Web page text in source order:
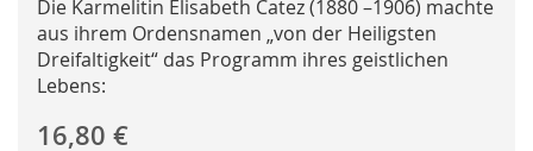
gallery
Die Karmelitin Elisabeth Catez (1880 –1906) machte
aus ihrem Ordensnamen „von der Heiligsten
Dreifaltigkeit“ das Programm ihres geistlichen
Lebens:
16,80 €